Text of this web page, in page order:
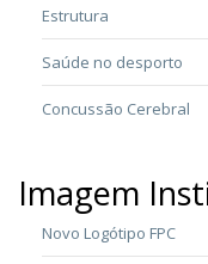
Estrutura
Saúde no desporto
Concussão Cerebral
Imagem
Novo Logótipo FPC